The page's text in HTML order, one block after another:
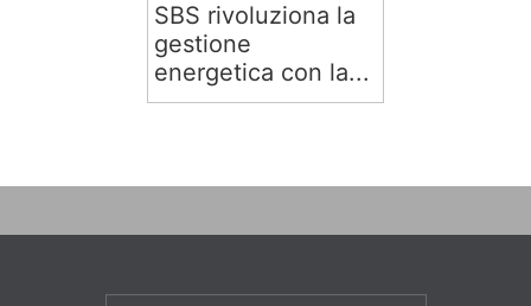
SBS rivoluziona la
gestione
energetica con la...